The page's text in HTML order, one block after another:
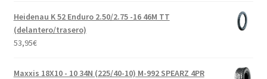
Heidenau K 52 Enduro 2.50/2.75 -16 46M TT
(delantero/trasero)
53,95€
Maxxis 18X10 - 10 34N (225/40-10) M-992 SPEARZ 4PR